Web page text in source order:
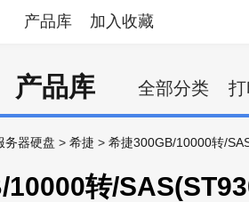
产品库 加入收藏
产品库 全部分类
务器硬盘 > 希捷 > 希捷300GB/10000转/
10000转/